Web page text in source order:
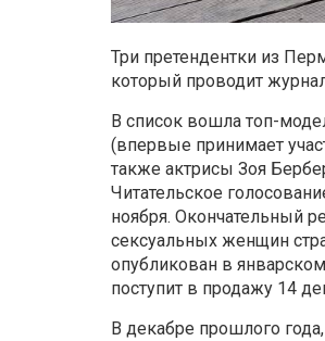
Три претендентки из
который проводит
В список вошла топ-
(впервые принимает
также актрисы Зоя
Читательское
ноября. Окончательный
сексуальных женщин
опубликован в
поступит в продажу 14
В декабре прошлого